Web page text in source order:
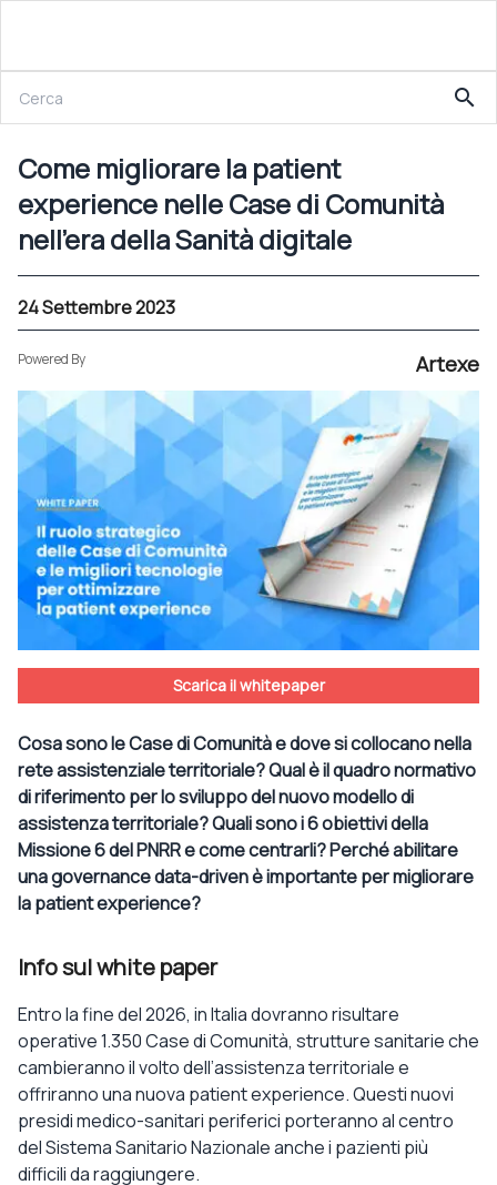
Come migliorare la patient experience nelle Case di Comunità nell’era della Sanità digitale
search
Come migliorare la patient
experience nelle Case di Comunità
nell’era della Sanità digitale
24 Settembre 2023
Powered By Artexe
Scarica il whitepaper
Cosa sono le Case di Comunità e dove si collocano nella
rete assistenziale territoriale? Qual è il quadro normativo
di riferimento per lo sviluppo del nuovo modello di
assistenza territoriale? Quali sono i 6 obiettivi della
Missione 6 del PNRR e come centrarli? Perché abilitare
una governance data-driven è importante per migliorare
la patient experience?
Info sul white paper
Entro la fine del 2026, in Italia dovranno risultare
operative 1.350 Case di Comunità, strutture sanitarie che
cambieranno il volto dell’assistenza territoriale e
offriranno una nuova patient experience. Questi nuovi
presidi medico-sanitari periferici porteranno al centro
del Sistema Sanitario Nazionale anche i pazienti più
difficili da raggiungere.